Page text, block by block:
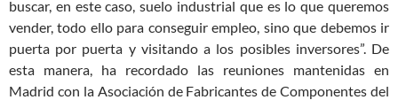
buscar, en este caso, suelo industrial que es lo que queremos
vender, todo ello para conseguir empleo, sino que debemos ir
puerta por puerta y visitando a los posibles inversores”. De
esta manera, ha recordado las reuniones mantenidas en
Madrid con la Asociación de Fabricantes de Componentes del